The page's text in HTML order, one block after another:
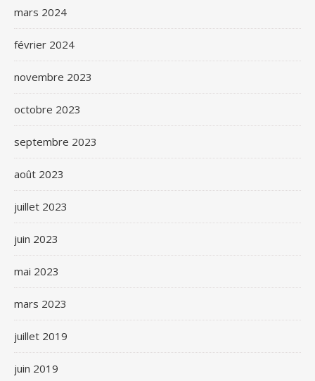
mars 2024
février 2024
novembre 2023
octobre 2023
septembre 2023
août 2023
juillet 2023
juin 2023
mai 2023
mars 2023
juillet 2019
juin 2019